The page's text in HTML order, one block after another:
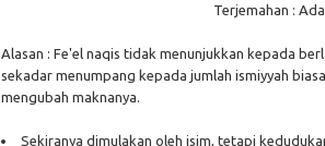
Terjemahan :
Alasan : Fe'el naqis tidak menunjukkan kepada
sekadar menumpang kepada jumlah ismiyyah
mengubah maknanya.
Sekiranya dimulakan oleh isim, tetapi